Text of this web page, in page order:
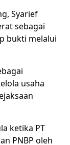
Syarief
sebagai
bukti melalui
usaha
ketika PT
PNBP oleh